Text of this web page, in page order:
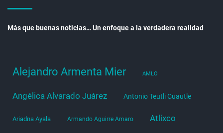
Más que buenas noticias… Un enfoque a la verdadera realidad
Alejandro Armenta Mier AMLO
Angélica Alvarado Juárez Antonio Teutli Cuautle
Ariadna Ayala Armando Aguirre Amaro Atlixco